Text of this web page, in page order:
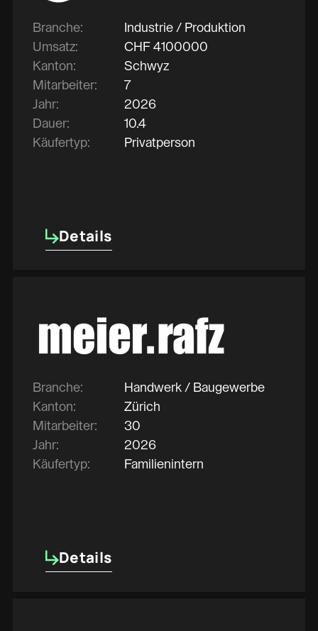
Branche:
Industrie / Produktion
Umsatz:
CHF 4100000
Kanton:
Schwyz
Mitarbeiter:
7
Jahr:
2026
Dauer:
10.4
Käufertyp:
Privatperson
Details
Details
Branche:
Handwerk / Baugewerbe
Kanton:
Zürich
Mitarbeiter:
30
Jahr:
2026
Käufertyp:
Familienintern
Details
Details